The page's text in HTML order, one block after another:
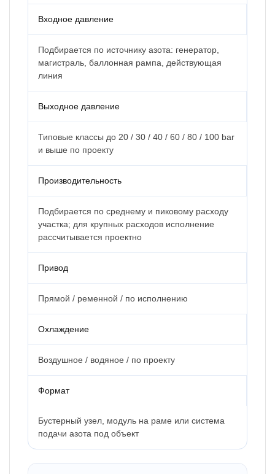
Входное давление
Подбирается по источнику азота: генератор,
магистраль, баллонная рампа, действующая
линия
Выходное давление
Типовые классы до 20 / 30 / 40 / 60 / 80 / 100 bar
и выше по проекту
Производительность
Подбирается по среднему и пиковому расходу
участка; для крупных расходов исполнение
рассчитывается проектно
Привод
Прямой / ременной / по исполнению
Охлаждение
Воздушное / водяное / по проекту
Формат
Бустерный узел, модуль на раме или система
подачи азота под объект